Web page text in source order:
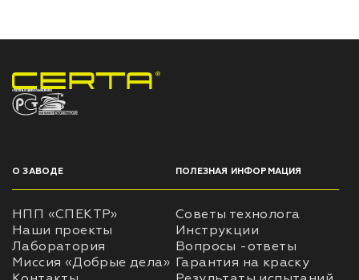
НПП «СПЕКТР» ЗАВОД ЛАКОКРАСОЧНЫХ МАТЕРИАЛОВ
О ЗАВОДЕ
НПП «СПЕКТР»
Наши проекты
Лаборатория
Миссия «Добрые дела»
ПОЛЕЗНАЯ ИНФОРМАЦИЯ
Советы технолога
Инструкции
Вопросы -ответы
Гарантия на краску